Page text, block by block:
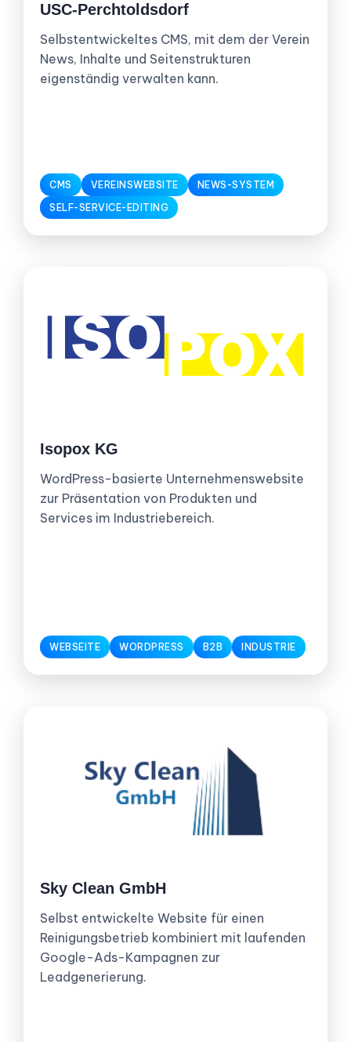
USC-Perchtoldsdorf
Selbstentwickeltes CMS, mit dem der Verein
News, Inhalte und Seitenstrukturen
eigenständig verwalten kann.
CMS VEREINSWEBSITE
NEWS-SYSTEM
SELF-SERVICE-EDITING
Isopox KG
WordPress-basierte Unternehmenswebsite
zur Präsentation von Produkten und
Services im Industriebereich.
WEBSEITE WORDPRESS B2B INDUSTRIE
Sky Clean GmbH
Selbst entwickelte Website für einen
Reinigungsbetrieb kombiniert mit laufenden
Google-Ads-Kampagnen zur
Leadgenerierung.